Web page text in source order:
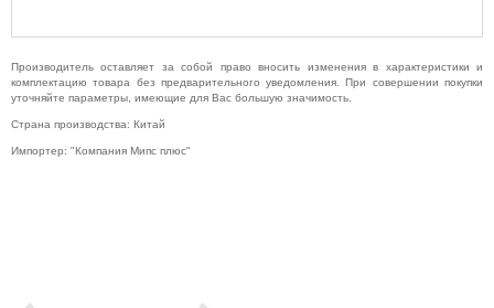
Производитель оставляет за собой право вносить изменения в характеристики и
комплектацию товара без предварительного уведомления. При совершении покупки
уточняйте параметры, имеющие для Вас большую значимость.
Страна производства: Китай
Импортер: "Компания Мипс плюс"